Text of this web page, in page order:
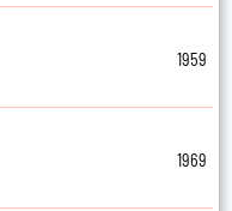
1959
1969